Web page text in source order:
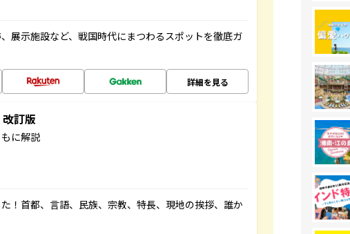
展示施設など、戦国時代にまつわるスポットを徹底ガ
詳細を見る
訂版
に解説
！首都、言語、民族、宗教、特長、現地の挨拶、誰か